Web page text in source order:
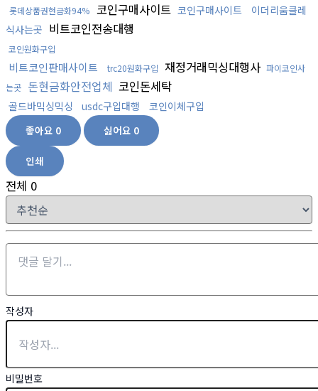
롯데상품권현금화94% 코인구매사이트 코인구매사이트
이더리움클레
식사는곳 비트코인전송대행
코인원화구입
비트코인판매사이트 trc20원화구입 재정거래믹싱대행사 파이코인사
는곳 돈현금화안전업체 코인돈세탁
골드바믹싱믹싱 usdc구입대행
코인이체구입
좋아요 0 싫어요 0
인쇄
전체 0
작성자
비밀번호